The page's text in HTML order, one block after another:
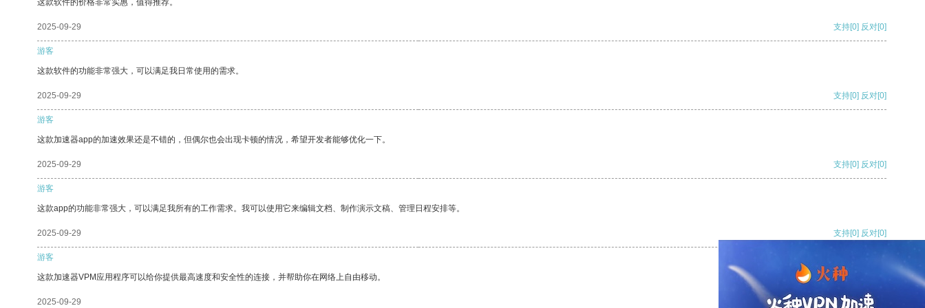
这款软件的价格非常实惠，值得推荐。
2025-09-29 支持[0] 反对[0]
游客
这款软件的功能非常强大，可以满足我日常使用的需求。
2025-09-29 支持[0] 反对[0]
游客
这款加速器app的加速效果还是不错的，但偶尔也会出现卡顿的情况，希望开发者能够优化一下。
2025-09-29 支持[0] 反对[0]
游客
这款app的功能非常强大，可以满足我所有的工作需求。我可以使用它来编辑文档、制作演示文稿、管理日程安排等。
2025-09-29 支持[0] 反对[0]
游客
这款加速器VPM应用程序可以给你提供最高速度和安全性的连接，并帮助你在网络上自由移动。
2025-09-29 支持[0] 反对